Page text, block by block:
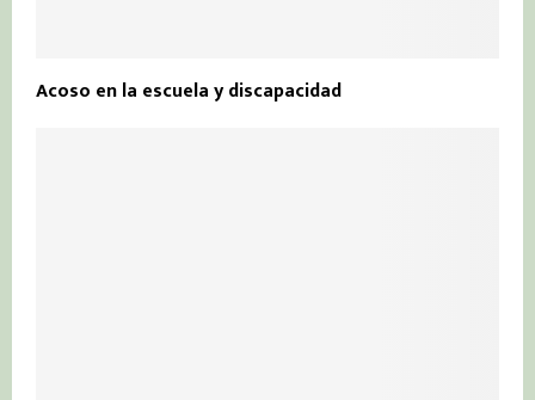
Acoso en la escuela y discapacidad